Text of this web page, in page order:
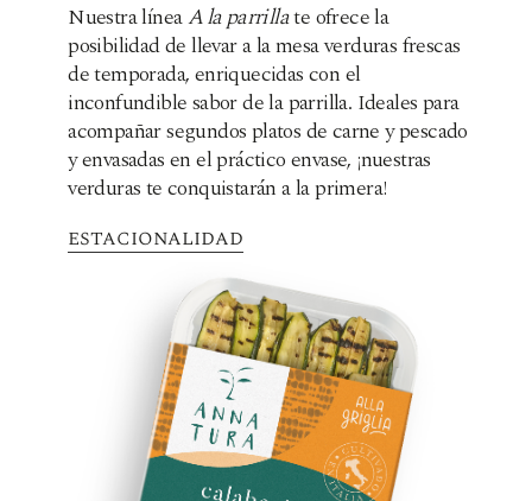
Nuestra líneaA la parrillate ofrece la
posibilidad de llevar a la mesa verduras frescas
de temporada, enriquecidas con el
inconfundible sabor de la parrilla. Ideales para
acompañar segundos platos de carne y pescado
y envasadas en el práctico envase, ¡nuestras
verduras te conquistarán a la primera!
estacionalidad